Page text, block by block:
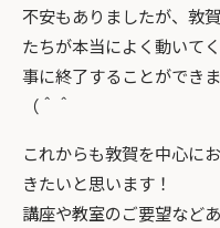
不安もありましたが、敦
たちが本当によく動いて
事に終了することができ
（＾＾
これからも敦賀を中心に
きたいと思います！
講座や教室のご要望など